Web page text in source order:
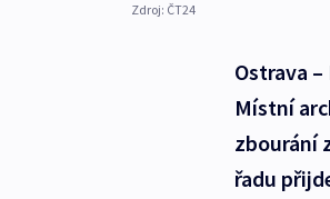
Zdroj: ČT24
Ostrava
Místní
zbourání
řadu